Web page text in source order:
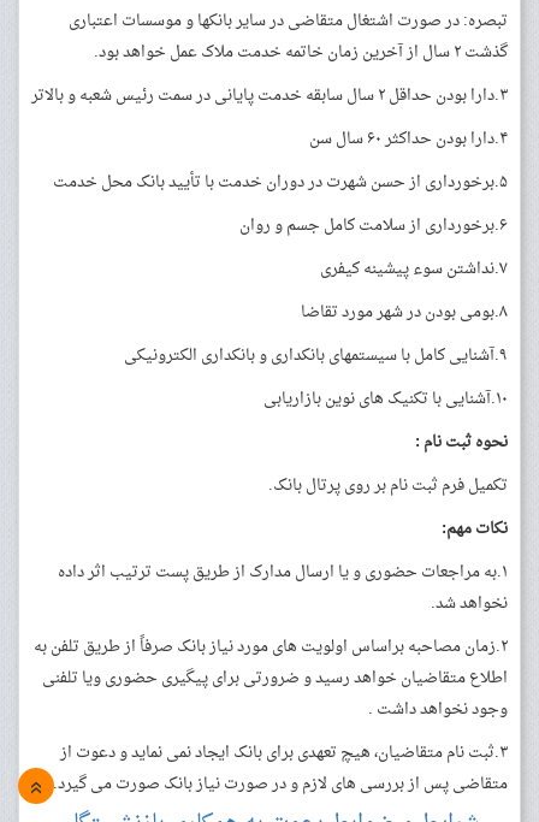
تبصره: در صورت اشتغال متقاضی در سایر بانکها و موسسات اعتباری
گذشت ۲ سال از آخرین زمان خاتمه خدمت ملاک عمل خواهد بود.
۳.دارا بودن حداقل ۲ سال سابقه خدمت پایانی در سمت رئیس شعبه و بالاتر
۴.دارا بودن حداکثر ۶۰ سال سن
۵.برخورداری از حسن شهرت در دوران خدمت با تأیید بانک محل خدمت
۶.برخورداری از سلامت کامل جسم و روان
۷.نداشتن سوء پیشینه کیفری
۸.بومی بودن در شهر مورد تقاضا
۹.آشنایی کامل با سیستمهای بانکداری و بانکداری الکترونیکی
۱۰.آشنایی با تکنیک های نوین بازاریابی
نحوه ثبت نام :
تکمیل فرم ثبت نام بر روی پرتال بانک.
نکات مهم:
۱.به مراجعات حضوری و یا ارسال مدارک از طریق پست ترتیب اثر داده
نخواهد شد.
۲.زمان مصاحبه براساس اولویت های مورد نیاز بانک صرفاً از طریق تلفن به
اطلاع متقاضیان خواهد رسید و ضرورتی برای پیگیری حضوری ویا تلفنی
وجود نخواهد داشت .
۳.ثبت نام متقاضیان، هیچ تعهدی برای بانک ایجاد نمی نماید و دعوت از
متقاضی پس از بررسی های لازم و در صورت نیاز بانک صورت می گیرد.»